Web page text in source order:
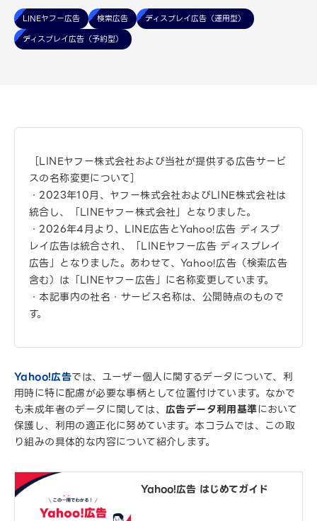
LINEヤフー広告 検索広告
ディスプレイ広告（運用型）
ディスプレイ広告（予約型）
［LINEヤフー株式会社および当社が提供する広告サービ
スの名称変更について］
・2023年10月、ヤフー株式会社およびLINE株式会社は
統合し、「LINEヤフー株式会社」となりました。
・2026年4月より、LINE広告とYahoo!広告 ディスプ
レイ広告は統合され、「LINEヤフー広告 ディスプレイ
広告」となりました。あわせて、Yahoo!広告（検索広告
含む）は「LINEヤフー広告」に名称変更しています。
・本記事内の社名・サービス名称は、公開時点のもので
す。
Yahoo!広告では、ユーザー個人に関するデータについて、利
用時に特に配慮が必要な事柄として位置付けています。なかで
も未成年者のデータに関しては、 広告データ利用基準において
保護し、利用の適正化に努めています。本コラムでは、この取
り組みの具体的な内容について紹介します。
Yahoo!広告 はじめてガイド